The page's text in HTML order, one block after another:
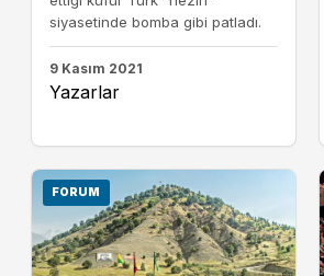
siyasetinde bomba gibi patladı.
9 Kasım 2021
Yazarlar
FORUM